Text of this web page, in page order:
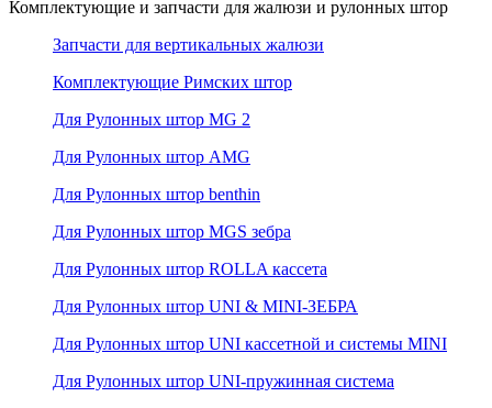
Комплектующие и запчасти для жалюзи и рулонных штор
Запчасти для вертикальных жалюзи
Комплектующие Римских штор
Для Рулонных штор MG 2
Для Рулонных штор AMG
Для Рулонных штор benthin
Для Рулонных штор MGS зебра
Для Рулонных штор ROLLA кассета
Для Рулонных штор UNI & MINI-ЗЕБРА
Для Рулонных штор UNI кассетной и системы MINI
Для Рулонных штор UNI-пружинная система